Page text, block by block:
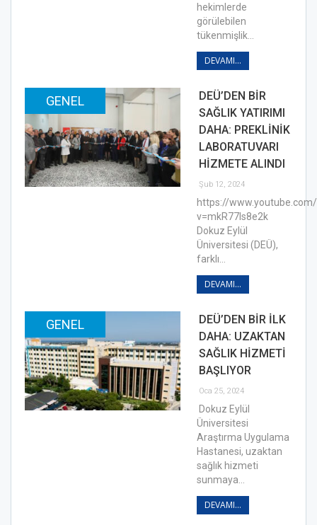
hekimlerde
görülebilen
tükenmişlik…
DEVAMI...
GENEL
DEÜ’DEN BİR
SAĞLIK YATIRIMI
DAHA: PREKLİNİK
LABORATUVARI
HİZMETE ALINDI
Şub 12, 2024
https://
v=mkR77ls8e2k
Dokuz Eylül
Üniversitesi (DEÜ),
farklı…
DEVAMI...
GENEL
DEÜ’DEN BİR İLK
DAHA: UZAKTAN
SAĞLIK HİZMETİ
BAŞLIYOR
Oca 25, 2024
Dokuz Eylül
Üniversitesi
Araştırma Uygulama
Hastanesi, uzaktan
sağlık hizmeti
sunmaya…
DEVAMI...